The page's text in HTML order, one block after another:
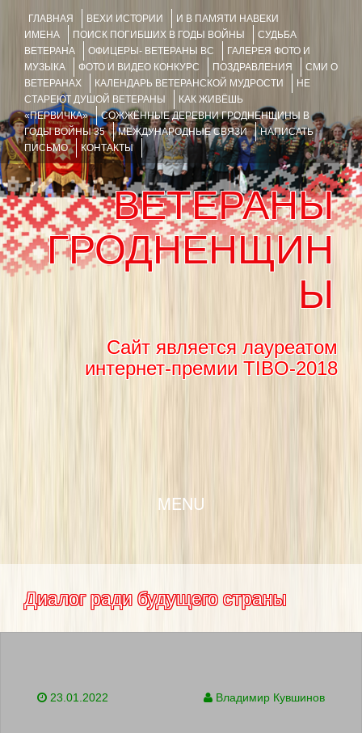
ГЛАВНАЯ ВЕХИ ИСТОРИИ
И В ПАМЯТИ НАВЕКИ
ИМЕНА
ПОИСК ПОГИБШИХ В ГОДЫ ВОЙНЫ
СУДЬБА
ВЕТЕРАНА
ОФИЦЕРЫ- ВЕТЕРАНЫ ВС
ГАЛЕРЕЯ ФОТО И
МУЗЫКА
ФОТО И ВИДЕО КОНКУРС ПОЗДРАВЛЕНИЯ
СМИ О
ВЕТЕРАНАХ
КАЛЕНДАРЬ ВЕТЕРАНСКОЙ МУДРОСТИ
НЕ
СТАРЕЮТ ДУШОЙ ВЕТЕРАНЫ
КАК ЖИВЁШЬ
«ПЕРВИЧКА»
СОЖЖЁННЫЕ ДЕРЕВНИ ГРОДНЕНЩИНЫ В
ГОДЫ ВОЙНЫ 35
МЕЖДУНАРОДНЫЕ СВЯЗИ
НАПИСАТЬ
ПИСЬМО
КОНТАКТЫ
ВЕТЕРАНЫ
ГРОДНЕНЩИН
Ы
Сайт является лауреатом
интернет-премии TIBO-2018
MENU
Диалог ради будущего страны
23.01.2022 Владимир Кувшинов